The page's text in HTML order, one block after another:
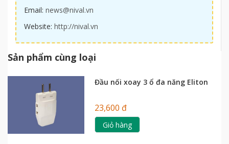
Email: news@nival.vn
Website: http://nival.vn
Sản phẩm cùng loại
Đầu nối xoay 3 ổ đa năng Eliton
23,600 đ
Giỏ hàng